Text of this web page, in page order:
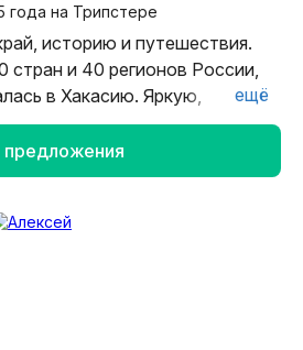
года на Трипстере
историю и путешествия.
стран и 40 регионов России,
в Хакасию. Яркую,
вас с изюминками нашего
ещё
предложения